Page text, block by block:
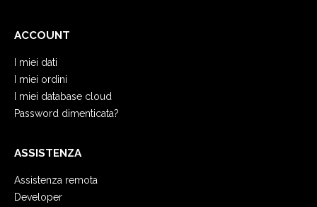
ACCOUNT
I miei dati
I miei ordini
I miei database cloud
Password dimenticata?
ASSISTENZA
Assistenza remota
Developer